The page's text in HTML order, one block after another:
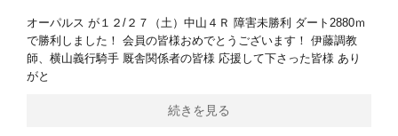
オーパルス が１２/２７（土）中山４Ｒ 障害未勝利 ダート2880ｍ
で勝利しました！ 会員の皆様おめでとうございます！ 伊藤調教
師、横山義行騎手 厩舎関係者の皆様 応援して下さった皆様 あり
がと
続きを見る